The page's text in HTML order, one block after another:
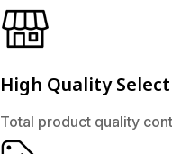
High Quality
Total product quality